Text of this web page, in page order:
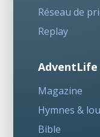
Réseau de
Replay
AdventLife
Magazine
Hymnes &
Bible